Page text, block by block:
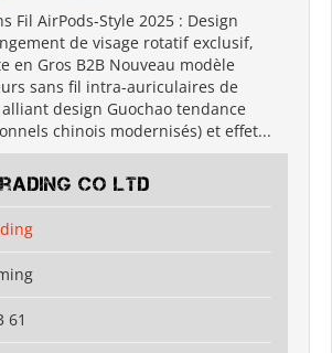
Fil AirPods-Style 2025 : Design
de visage rotatif exclusif,
en Gros B2B Nouveau modèle
sans fil intra-auriculaires de
design Guochao tendance
chinois modernisés) et effet...
Co Ltd
61